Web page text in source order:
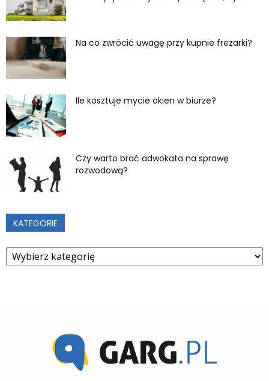
Na co zwrócić uwagę przy kupnie frezarki?
Ile kosztuje mycie okien w biurze?
Czy warto brać adwokata na sprawę
rozwodową?
KATEGORIE
Kategorie